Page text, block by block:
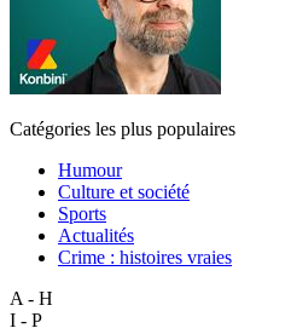
Catégories les plus populaires
Humour
Culture et société
Sports
Actualités
Crime : histoires vraies
A - H
I - P